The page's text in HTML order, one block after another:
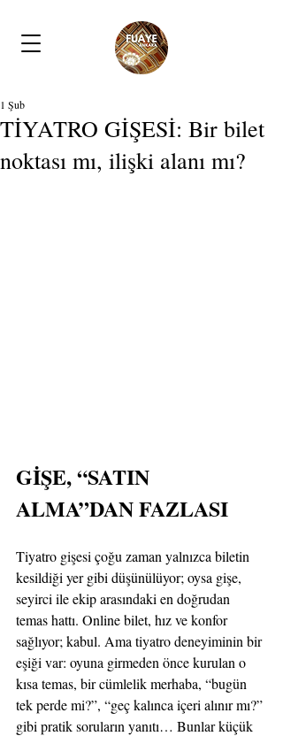
TİYATRO GİŞESİ: Bir bilet
noktası mı, ilişki alanı mı?
1 Şub
GİŞE, “SATIN
ALMA”DAN FAZLASI
Tiyatro gişesi çoğu zaman yalnızca biletin
kesildiği yer gibi düşünülüyor; oysa gişe,
seyirci ile ekip arasındaki en doğrudan
temas hattı. Online bilet, hız ve konfor
sağlıyor; kabul. Ama tiyatro deneyiminin bir
eşiği var: oyuna girmeden önce kurulan o
kısa temas, bir cümlelik merhaba, “bugün
tek perde mi?”, “geç kalınca içeri alınır mı?”
gibi pratik soruların yanıtı… Bunlar küçük